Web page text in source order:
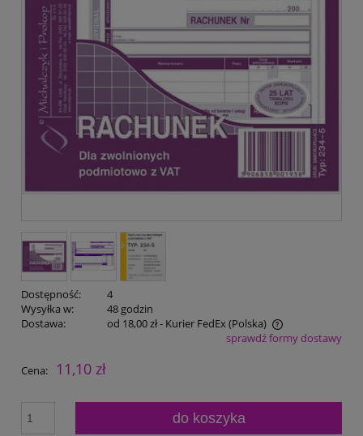
Dostępność:
4
Wysyłka w:
48 godzin
Dostawa:
od 18,00 zł- Kurier FedEx(Polska)
Cena nie zawiera ewentualnych kosztów płatnościsprawdź formy dostawy
Cena: 11,10 zł
do koszyka